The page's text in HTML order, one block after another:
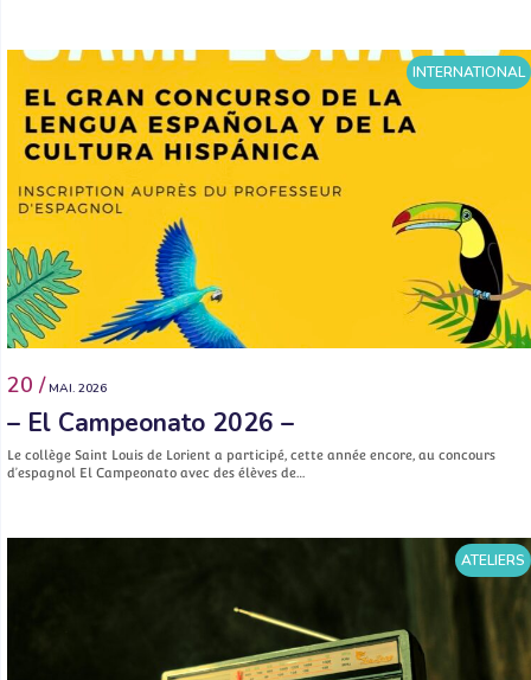
INTERNATIONAL
20 / MAI. 2026
– El Campeonato 2026 –
Le collège Saint Louis de Lorient a participé, cette année encore, au concours
d’espagnol El Campeonato avec des élèves de…
ATELIERS